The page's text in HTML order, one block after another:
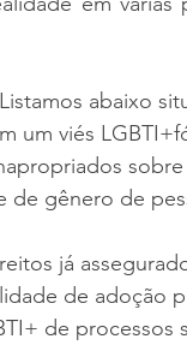
abaixo
um viés
de gênero de
já
de adoção
de